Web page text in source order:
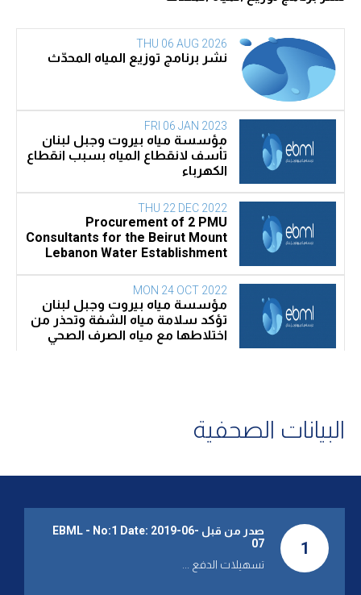
THU 06 AUG 2026
نشر برنامج توزيع المياه المحدّث
FRI 06 JAN 2023
مؤسسة مياه بيروت وجبل لبنان
تأسف لانقطاع المياه بسبب انقطاع
الكهرباء
THU 22 DEC 2022
Procurement of 2 PMU
Consultants for the Beirut Mount
Lebanon Water Establishment
MON 24 OCT 2022
مؤسسة مياه بيروت وجبل لبنان
تؤكد سلامة مياه الشفة وتحذر من
اختلاطها مع مياه الصرف الصحي
محطة تلة الخياط
FRI 22 JUL 2022
القاسي في المياه!
البيانات الصحفية
1
صدر من قبل EBML - No:1 Date: 2019-06-
07
تسهيلات الدفع ...